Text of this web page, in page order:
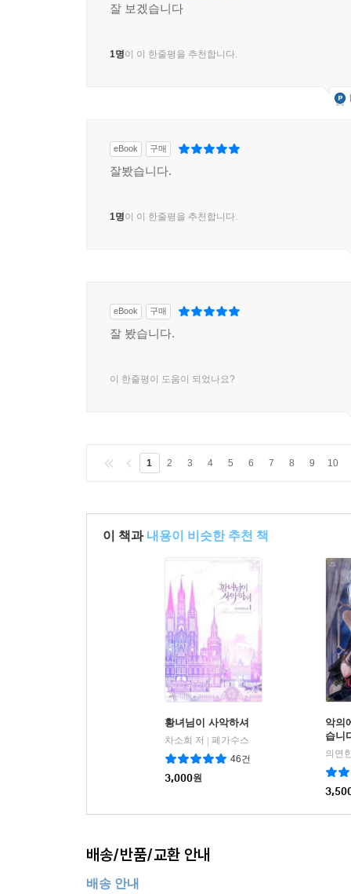
잘 보겠습니다
1명이 이 한줄평을 추천합니다.
eBook 구매
잘봤습니다.
1명이 이 한줄평을 추천합니다.
eBook 구매
잘 봤습니다.
이 한줄평이 도움이 되었나요?
1 2 3 4 5 6 7 8 9 10
이 책과 내용이 비슷한 추천 책
황녀님이 사악하셔
차소희 저 | 페가수스
46건
3,000원
악의
습니
의연
배송/반품/교환 안내
배송 안내